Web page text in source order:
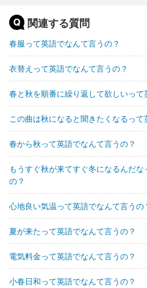
関連する質問
春服って英語でなんて言うの？
衣替えって英語でなんて言うの？
春と秋を順番に繰り返して欲しいって
この曲は秋になると聞きたくなるって
春から秋って英語でなんて言うの？
もうすぐ秋が来てすぐ冬になるんだ
の？
心地良い気温って英語でなんて言うの
夏が来たって英語でなんて言うの？
電気料金って英語でなんて言うの？
小春日和って英語でなんて言うの？